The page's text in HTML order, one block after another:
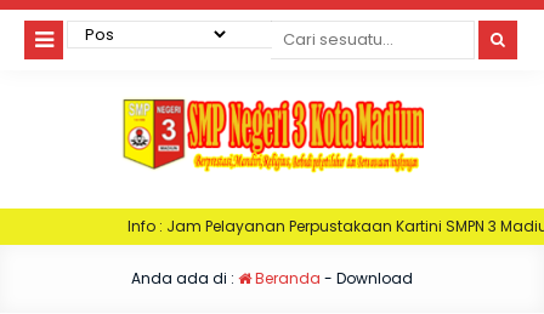
Info : Jam Pelayanan Perpustakaan Kartini SMPN 3 Madiun. Hari
Anda ada di : Beranda - Download